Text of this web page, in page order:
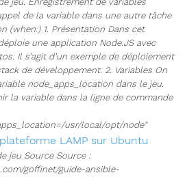
de la variable dans une autre tâche
(when:) 1. Présentation Dans cet
une application Node.JS avec
Il s’agit d’un exemple de déploiement
de développement. 2. Variables On
node_apps_location dans le jeu.
la variable dans la ligne de commande
usr/local/opt/node"
LAMP sur Ubuntu
jeu Source Source :
goffinet/guide-ansible-